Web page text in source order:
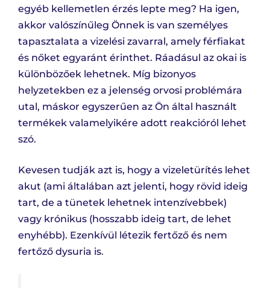
egyéb kellemetlen érzés lepte meg? Ha igen,
akkor valószínűleg Önnek is van személyes
tapasztalata a vizelési zavarral, amely férfiakat
és nőket egyaránt érinthet. Ráadásul az okai is
különbözőek lehetnek. Míg bizonyos
helyzetekben ez a jelenség orvosi problémára
utal, máskor egyszerűen az Ön által használt
termékek valamelyikére adott reakcióról lehet
szó.
Kevesen tudják azt is, hogy a vizeletürítés lehet
akut (ami általában azt jelenti, hogy rövid ideig
tart, de a tünetek lehetnek intenzívebbek)
vagy krónikus (hosszabb ideig tart, de lehet
enyhébb). Ezenkívül létezik fertőző és nem
fertőző dysuria is.